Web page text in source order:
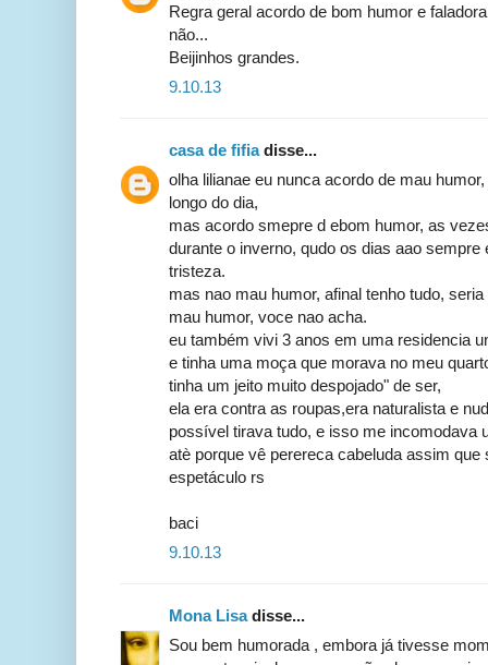
Regra geral acordo de bom humor e
não...
Beijinhos grandes.
9.10.13
casa de fifiadisse...
olha lilianae eu nunca acordo de mau
longo do dia,
mas acordo smepre d ebom humor, as
durante o inverno, qudo os dias aao
tristeza.
mas nao mau humor, afinal tenho tudo,
mau humor, voce nao acha.
eu também vivi 3 anos em uma residencia
e tinha uma moça que morava no meu
tinha um jeito muito despojado" de ser,
ela era contra as roupas,era naturalista e
possível tirava tudo, e isso me incomodava
atè porque vê perereca cabeluda assim
espetáculo rs
baci
9.10.13
Mona Lisadisse...
Sou bem humorada , embora já tivesse